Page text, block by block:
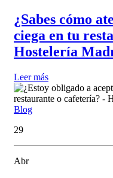
¿Sabes cómo
ciega en tu
Hostelería
Leer más
Blog
29
Abr